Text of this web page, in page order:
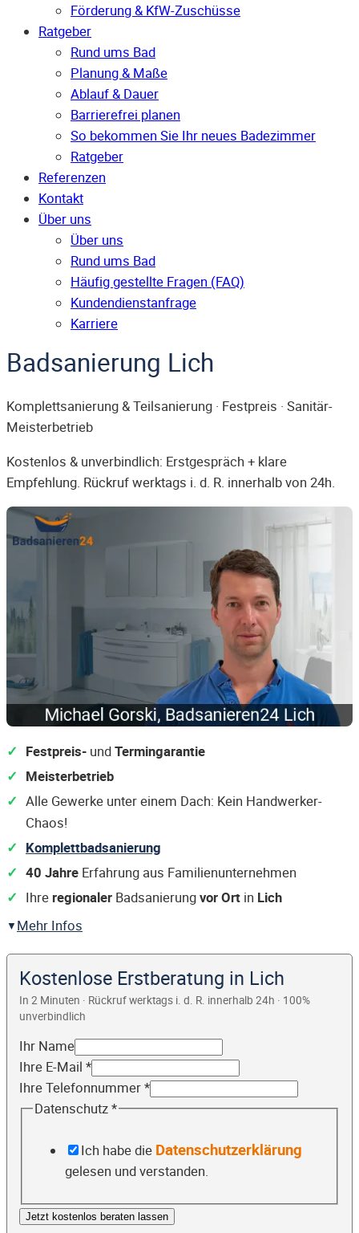
Förderung & KfW-Zuschüsse
Ratgeber
Rund ums Bad
Planung & Maße
Ablauf & Dauer
Barrierefrei planen
So bekommen Sie Ihr neues Badezimmer
Ratgeber
Referenzen
Kontakt
Über uns
Über uns
Rund ums Bad
Häufig gestellte Fragen (FAQ)
Kunden­dienst­anfrage
Karriere
Badsanierung Lich
Komplettsanierung & Teilsanierung · Festpreis · Sanitär-
Meisterbetrieb
Kostenlos & unverbindlich: Erstgespräch + klare
Empfehlung. Rückruf werktags i. d. R. innerhalb von 24h.
Festpreis- undTermingarantie
Meisterbetrieb
Alle Gewerke unter einem Dach: Kein Handwerker-
Chaos!
Komplettbadsanierung
40 Jahre Erfahrung aus Familienunternehmen
Ihre regionaler Badsanierungvor Ort in Lich
Mehr Infos
Kostenlose Erstberatung in Lich
In 2 Minuten · Rückruf werktags i. d. R. innerhalb 24h · 100%
unverbindlich
Ihr Name
Ihre E-Mail *
Ihre Telefonnummer*
Datenschutz*
Ich habe die Datenschutzerklärung
gelesen und verstanden.
Jetzt kostenlos beraten lassen